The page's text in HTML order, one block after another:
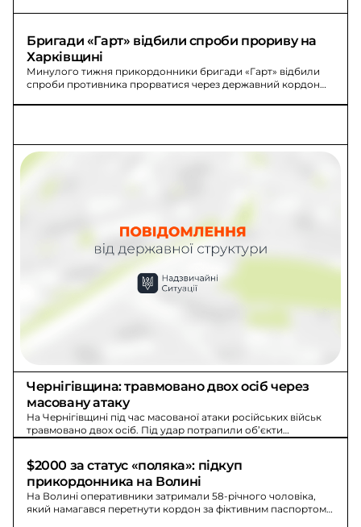
Бригади «Гарт» відбили спроби прориву на
Харківщині
Минулого тижня прикордонники бригади «Гарт» відбили
спроби противника прорватися через державний кордон
Чернігівщина: травмовано двох осіб через
масовану атаку
На Чернігівщині під час масованої атаки російських військ
травмовано двох осіб. Під удар потрапили об’єкти
$2000 за статус «поляка»: підкуп
прикордонника на Волині
На Волині оперативники затримали 58-річного чоловіка,
який намагався перетнути кордон за фіктивним паспортом